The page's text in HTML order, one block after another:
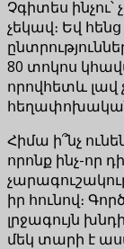
Չգիտես
չեկավ։ Եվ
80 տոկոս
որովհետև
հեղափոխական
Հիմա ի՞նչ
որոնք ինչ-որ
իր հունով։
լրջագույն
մեկ տարի է